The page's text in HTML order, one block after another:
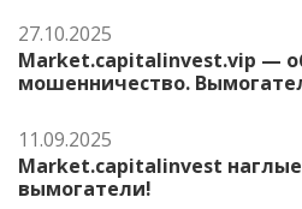
27.10.2025
Market.capitalinvest.vip —
мошенничество.
11.09.2025
Market.capitalinvest
вымогатели!